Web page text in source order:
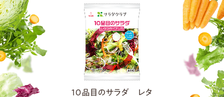
１０品目のサラダ レタ